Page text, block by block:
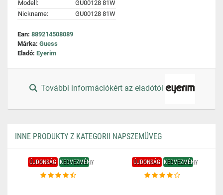
Modell:
GU00128 81W
Nickname:
GU00128 81W
Ean: 889214508089
Márka: Guess
Eladó: Eyerim
További információkért az eladótól
INNE PRODUKTY Z KATEGORII NAPSZEMÜVEG
ÚJDONSÁG KEDVEZMÉNY ÚJDONSÁG KEDVEZMÉNY